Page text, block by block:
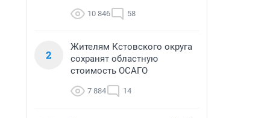
10 846 58
2
Жителям Кстовского округа
сохранят областную
стоимость ОСАГО
7 884 14